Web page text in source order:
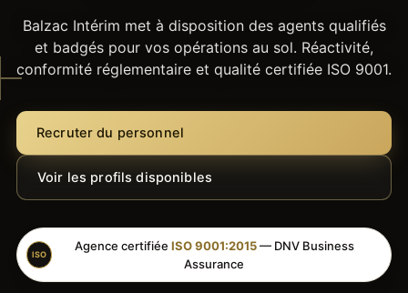
Balzac Intérim met à disposition des agents qualifiés
et badgés pour vos opérations au sol. Réactivité,
conformité réglementaire et qualité certifiée ISO 9001.
Recruter du personnel
Voir les profils disponibles
ISO
Agence certifiée ISO 9001:2015— DNV Business
Assurance